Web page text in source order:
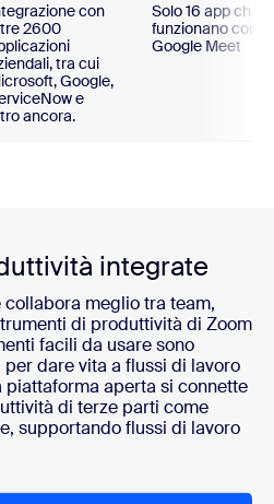
con
2600
tra cui
Google,
e
ancora.
Solo 16 app che
funzionano con
Google Meet
integrate
meglio tra team,
di produttività di Zoom
facili da usare sono
dare vita a flussi di lavoro
piattaforma aperta si connette
di terze parti come
supportando flussi di lavoro